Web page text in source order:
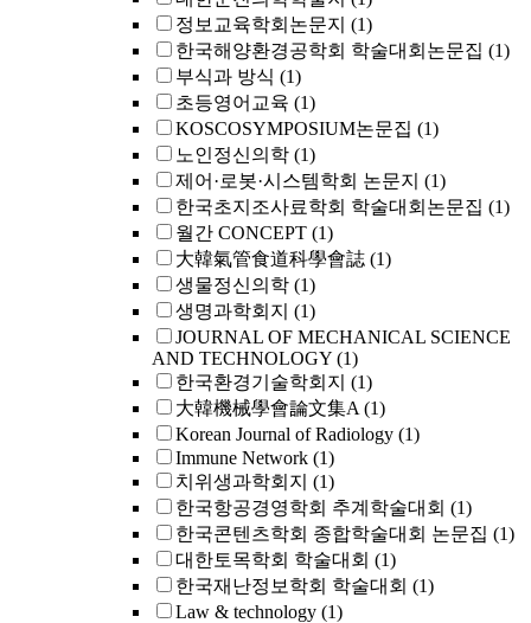
정보교육학회논문지 (1)
한국해양환경공학회 학술대회논문집 (1)
부식과 방식 (1)
초등영어교육 (1)
KOSCOSYMPOSIUM논문집 (1)
노인정신의학 (1)
제어·로봇·시스템학회 논문지 (1)
한국초지조사료학회 학술대회논문집 (1)
월간 CONCEPT (1)
大韓氣管食道科學會誌 (1)
생물정신의학 (1)
생명과학회지 (1)
JOURNAL OF MECHANICAL SCIENCE
AND TECHNOLOGY (1)
한국환경기술학회지 (1)
大韓機械學會論文集A (1)
Korean Journal of Radiology (1)
Immune Network (1)
치위생과학회지 (1)
한국항공경영학회 추계학술대회 (1)
한국콘텐츠학회 종합학술대회 논문집 (1)
대한토목학회 학술대회 (1)
한국재난정보학회 학술대회 (1)
Law & technology (1)